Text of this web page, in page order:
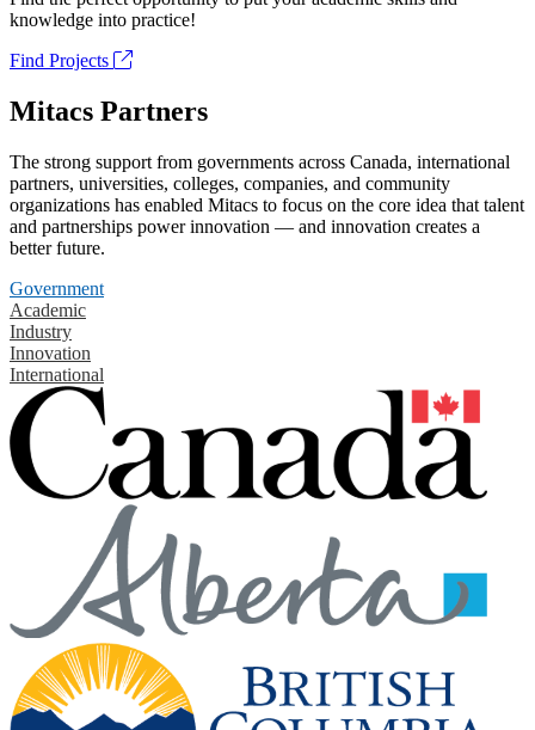
knowledge into practice!
Find Projects
Mitacs Partners
The strong support from governments across Canada, international
partners, universities, colleges, companies, and community
organizations has enabled Mitacs to focus on the core idea that talent
and partnerships power innovation — and innovation creates a
better future.
Government
Academic
Industry
Innovation
International